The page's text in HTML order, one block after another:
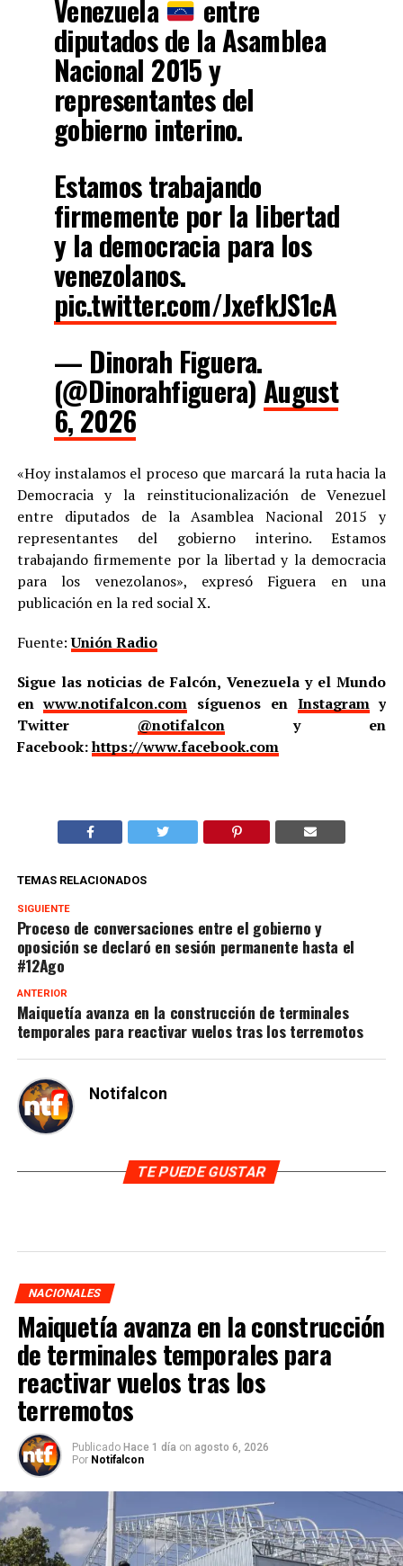
Venezuela entre
diputados de la Asamblea
Nacional 2015 y
representantes del
gobierno interino.
Estamos trabajando
firmemente por la libertad
y la democracia para los
venezolanos.
pic.twitter.com/JxefkJS1cA
— Dinorah Figuera.
(@Dinorahfiguera) August
6, 2026
«Hoy instalamos el proceso que marcará la ruta hacia la
Democracia y la reinstitucionalización de Venezuel
entre diputados de la Asamblea Nacional 2015 y
representantes del gobierno interino. Estamos
trabajando firmemente por la libertad y la democracia
para los venezolanos», expresó Figuera en una
publicación en la red social X.
Fuente:Unión Radio
Sigue las noticias de Falcón, Venezuela y el Mundo
enwww.notifalcon.com síguenos en Instagramy
Twitter @notifalcony en
Facebook:https://www.facebook.com
TEMAS RELACIONADOS
SIGUIENTE
Proceso de conversaciones entre el gobierno y
oposición se declaró en sesión permanente hasta el
#12Ago
ANTERIOR
Maiquetía avanza en la construcción de terminales
temporales para reactivar vuelos tras los terremotos
Notifalcon
TE PUEDE GUSTAR
NACIONALES
Maiquetía avanza en la construcción
de terminales temporales para
reactivar vuelos tras los
terremotos
Publicado Hace 1 día on agosto 6, 2026
Por Notifalcon